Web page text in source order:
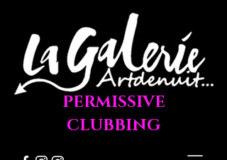
PERMISSIVE
CLUBBING